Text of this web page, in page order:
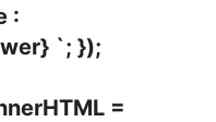
:
`; });
=